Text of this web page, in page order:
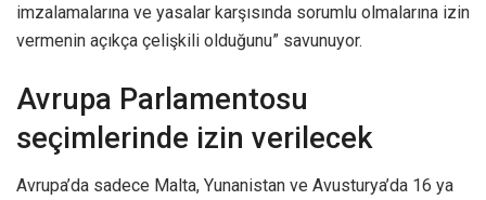
imzalamalarına ve yasalar karşısında sorumlu olmalarına izin
vermenin açıkça çelişkili olduğunu” savunuyor.
Avrupa Parlamentosu
seçimlerinde izin verilecek
Avrupa’da sadece Malta, Yunanistan ve Avusturya’da 16 ya